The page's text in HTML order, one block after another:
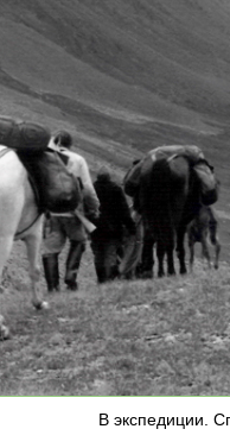
В экспедиции.